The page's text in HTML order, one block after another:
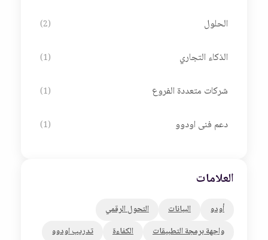
الحلول (2)
الذكاء التجاري (1)
شركات متعددة الفروع (1)
دعم فنى اودوو (1)
العلامات
أودو البيانات
التحول الرقمي
واجهة برمجة التطبيقات
الكفاءة
تدريب اودوو